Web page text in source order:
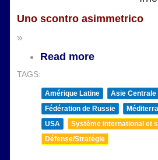
Uno scontro asimmetrico
»
Read more
TAGS:
Amérique Latine
Asie Centrale
Fédération de Russie
USA
Système international et
Défense/Stratégie